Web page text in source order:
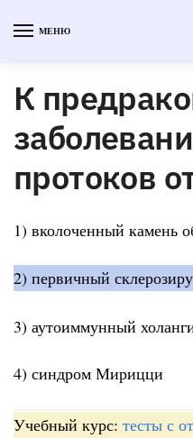
МЕНЮ
К
протоков
1) вколоченный камень
2) первичный
3) аутоиммунный
4) синдром Мирицци
Учебный курс: тесты с